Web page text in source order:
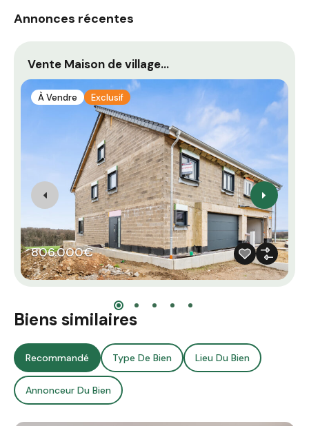
Annonces récentes
Vente Maison de village…
À Vendre Exclusif
806.000€
Biens similaires
Recommandé Type De Bien Lieu Du Bien
Annonceur Du Bien